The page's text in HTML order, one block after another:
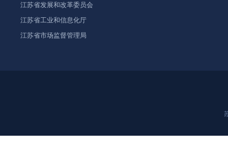
江苏省发展和改革委员会
江苏省工业和信息化厅
江苏省市场监督管理局